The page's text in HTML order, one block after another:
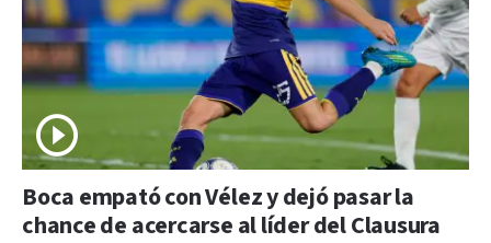
Boca empató con Vélez y dejó pasar la
chance de acercarse al líder del Clausura